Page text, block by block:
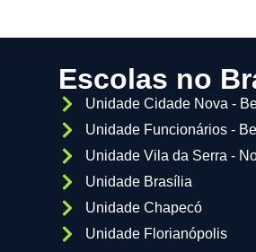
Escolas no
Unidade Cidade Nova -
Unidade Funcionários -
Unidade Vila da Serra -
Unidade Brasília
Unidade Chapecó
Unidade Florianópolis